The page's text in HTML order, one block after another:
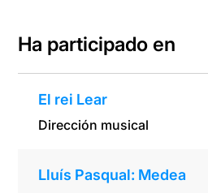
Ha participado en
El rei Lear
Dirección musical
Lluís Pasqual: Medea